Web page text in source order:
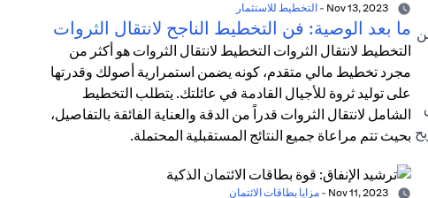
- التخطيط للاستثمار
ما بعد الوصية: فن التخطيط الناجح لانتقال الثروات
التخطيط لانتقال الثروات التخطيط لانتقال الثروات هو أكثر من
مجرد تخطيط مالي متقدم، كونه يضمن استمرارية أصولك وقدرتها
على توليد ثروة للأجيال القادمة في عائلتك. يتطلب التخطيط
الشامل لانتقال الثروات قدراً من الدقة والعناية الفائقة بالتفاصيل،
بحيث تتم مراعاة جميع النتائج المستقبلية المحتملة.
- مزايا بطاقات الائتمان